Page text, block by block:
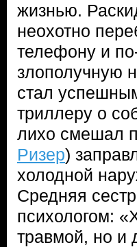
жизнью.
неохотно
телефону и
злополучную
стал
триллеру о
лихо смешал
Ризер)
холодной
Средняя
психологом:
травмой, но и